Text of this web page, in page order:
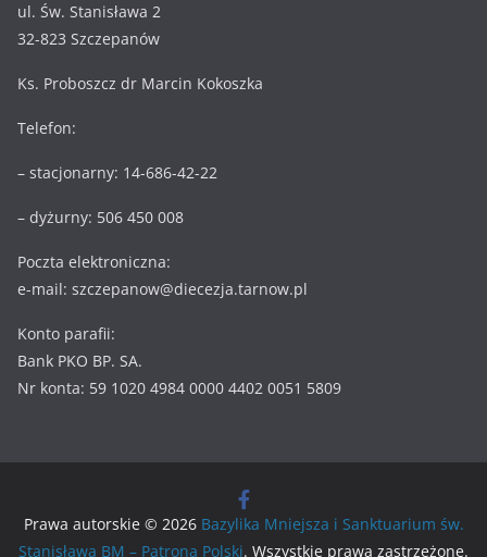
ul. Św. Stanisława 2
32-823 Szczepanów
Ks. Proboszcz dr Marcin Kokoszka
Telefon:
– stacjonarny: 14-686-42-22
– dyżurny: 506 450 008
Poczta elektroniczna:
e-mail: szczepanow@diecezja.tarnow.pl
Konto parafii:
Bank PKO BP. SA.
Nr konta: 59 1020 4984 0000 4402 0051 5809
Prawa autorskie © 2026 Bazylika Mniejsza i Sanktuarium św.
Stanisława BM – Patrona Polski. Wszystkie prawa zastrzeżone.